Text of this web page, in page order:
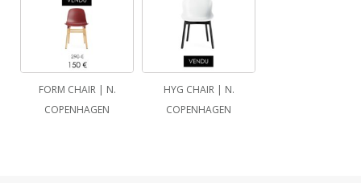
FORM CHAIR | N.
COPENHAGEN
HYG CHAIR | N.
COPENHAGEN